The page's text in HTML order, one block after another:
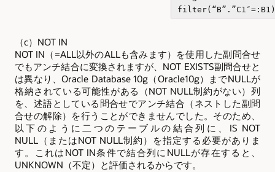
filter(“B”.”C1″=:B1)
（c）NOT IN
NOT IN（=ALL以外のALLも含みます）を使用した副問合せ
でもアンチ結合に変換されますが、NOT EXISTS副問合せと
は異なり、Oracle Database 10g（Oracle10g）までNULLが
格納されている可能性がある（NOT NULL制約がない）列
を、述語としている問合せでアンチ結合（ネストした副問
合せの解除）を行うことができませんでした。そのため、
以下のように二つのテーブルの結合列に、IS NOT
NULL（またはNOT NULL制約）を指定する必要がありま
す。これはNOT IN条件で結合列にNULLが存在すると、
UNKNOWN（不定）と評価されるからです。